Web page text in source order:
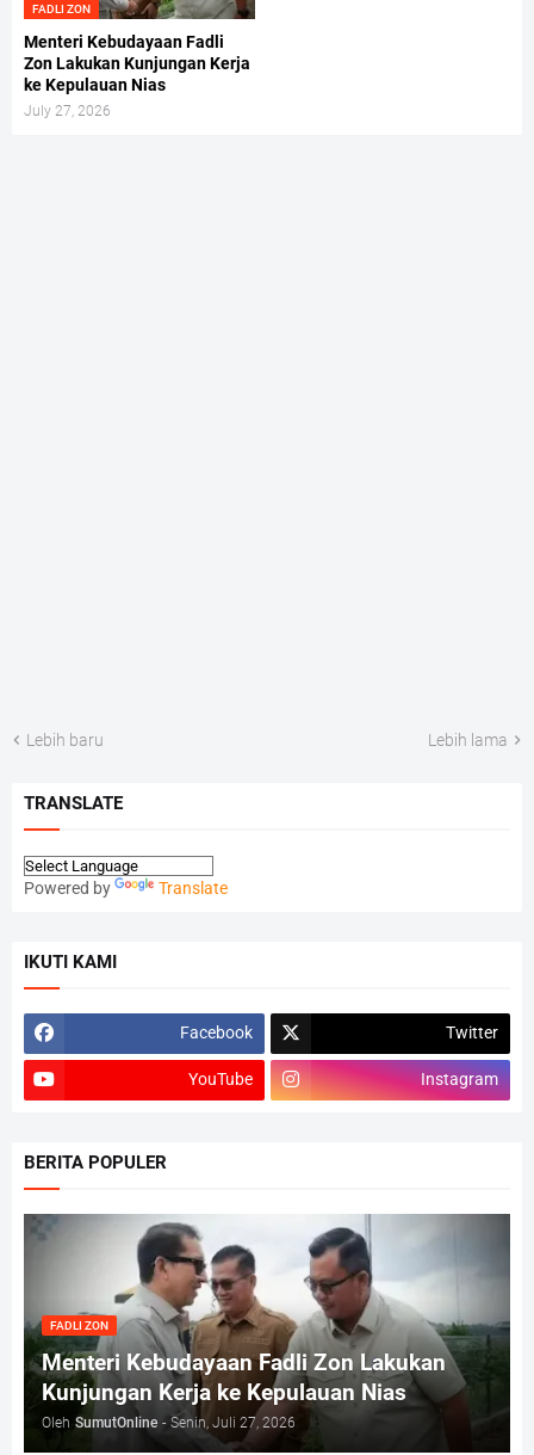
FADLI ZON
Menteri Kebudayaan Fadli
Zon Lakukan Kunjungan Kerja
ke Kepulauan Nias
July 27, 2026
Lebih baru Lebih lama
TRANSLATE
Powered by Translate
IKUTI KAMI
Facebook Twitter
YouTube Instagram
BERITA POPULER
FADLI ZON
Menteri Kebudayaan Fadli Zon Lakukan
Kunjungan Kerja ke Kepulauan Nias
Oleh SumutOnline - Senin, Juli 27, 2026